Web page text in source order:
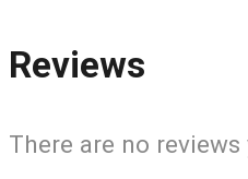
Reviews
There are no reviews